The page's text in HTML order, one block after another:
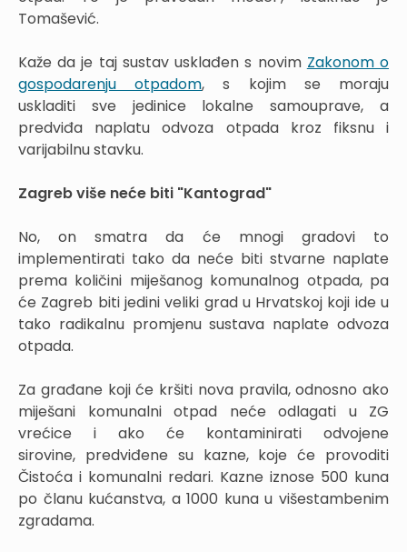
Tomašević.
Kaže da je taj sustav usklađen s novim Zakonom o
gospodarenju otpadom, s kojim se moraju
uskladiti sve jedinice lokalne samouprave, a
predviđa naplatu odvoza otpada kroz fiksnu i
varijabilnu stavku.
Zagreb više neće biti "Kantograd"
No, on smatra da će mnogi gradovi to
implementirati tako da neće biti stvarne naplate
prema količini miješanog komunalnog otpada, pa
će Zagreb biti jedini veliki grad u Hrvatskoj koji ide u
tako radikalnu promjenu sustava naplate odvoza
otpada.
Za građane koji će kršiti nova pravila, odnosno ako
miješani komunalni otpad neće odlagati u ZG
vrećice i ako će kontaminirati odvojene
sirovine, predviđene su kazne, koje će provoditi
Čistoća i komunalni redari. Kazne iznose 500 kuna
po članu kućanstva, a 1000 kuna u višestambenim
zgradama.